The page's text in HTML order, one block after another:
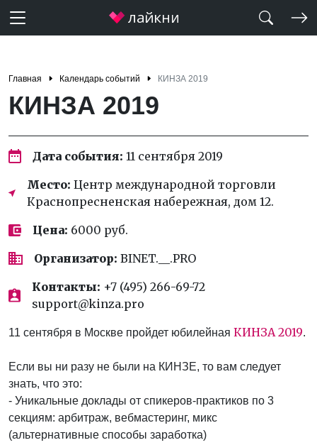
Главная Календарь событий КИНЗА 2019
КИНЗА 2019
Дата события: 11 сентября 2019
Место: Центр международной торговли
Краснопресненская набережная, дом 12.
Цена: 6000 руб.
Организатор: BINET.__.PRO
Контакты: +7 (495) 266-69-72
support@kinza.pro
11 сентября в Москве пройдет юбилейная КИНЗА 2019.
Если вы ни разу не были на КИНЗЕ, то вам следует
знать, что это:
- Уникальные доклады от спикеров-практиков по 3
секциям: арбитраж, вебмастеринг, микс
(альтернативные способы заработка)